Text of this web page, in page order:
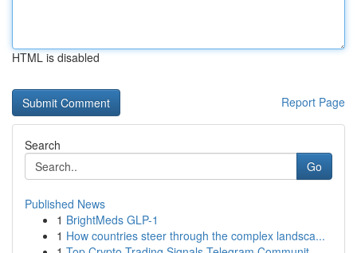
HTML is disabled
Report Page
Search
Go
Published News
1 BrightMeds GLP-1
1 How countries steer through the complex landsca...